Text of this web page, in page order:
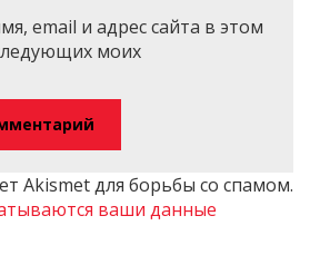
email и адрес сайта в этом
моих
Akismet для борьбы со спамом.
ваши данные